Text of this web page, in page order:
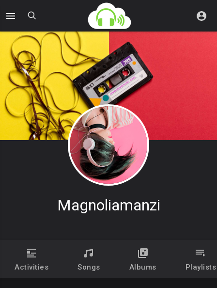
Magnoliamanzi
Activities Songs Albums Playlists